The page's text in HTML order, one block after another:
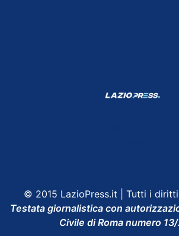
© 2015 LazioPress.it | Tutti i diritti
Testata giornalistica con
Civile di Roma numero